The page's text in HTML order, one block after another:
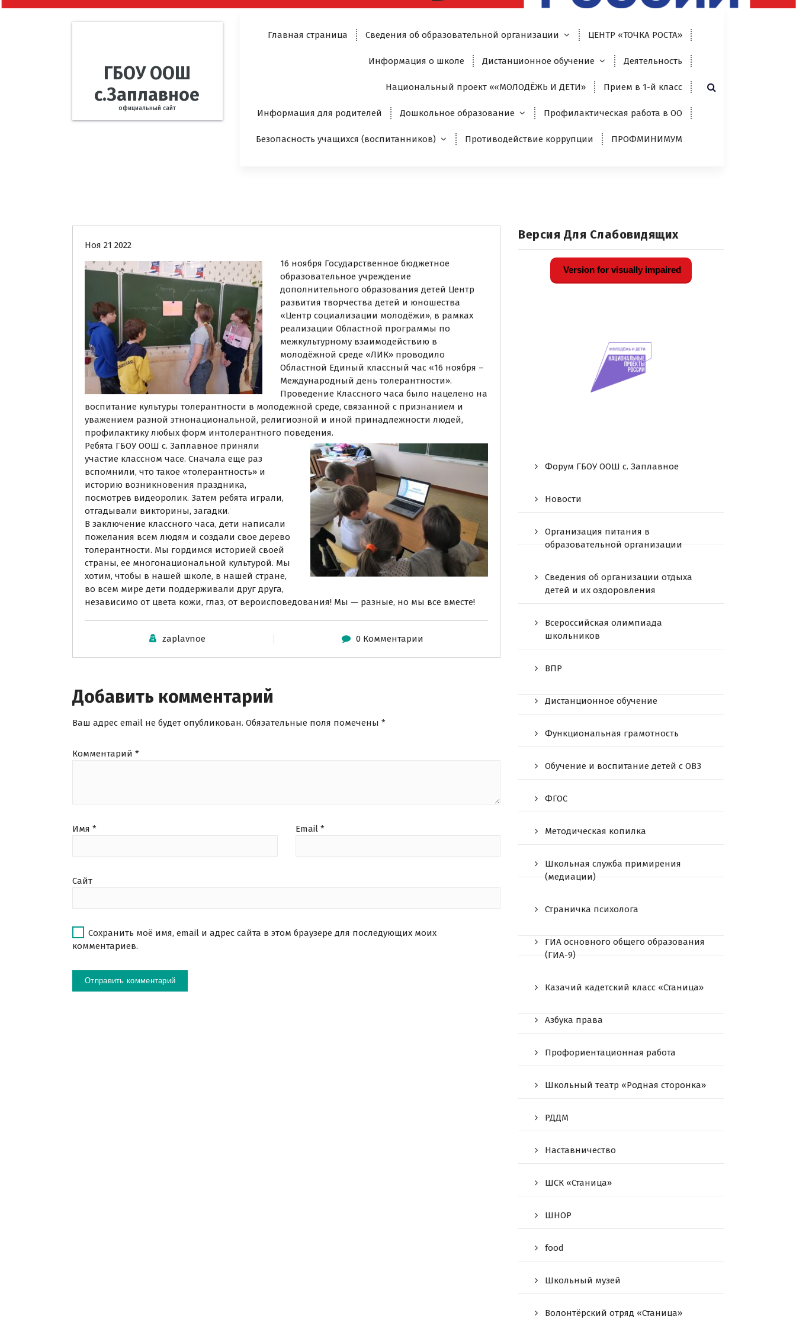
ГБОУ ООШ
с.Заплавное
официальный сайт
Главная страница Сведения об образовательной организации ЦЕНТР «ТОЧКА РОСТА»
Информация о школе Дистанционное обучение Деятельность
Национальный проект ««МОЛОДЁЖЬ И ДЕТИ» Прием в 1-й класс
Информация для родителей Дошкольное образование Профилактическая работа в ОО
Безопасность учащихся (воспитанников) Противодействие коррупции ПРОФМИНИМУМ
Ноя 21 2022
16 ноября Государственное бюджетное
образовательное учреждение
дополнительного образования детей Центр
развития творчества детей и юношества
«Центр социализации молодёжи», в рамках
реализации Областной программы по
межкультурному взаимодействию в
молодёжной среде «ЛИК» проводило
Областной Единый классный час «16 ноября –
Международный день толерантности».
Проведение Классного часа было нацелено на
воспитание культуры толерантности в молодежной среде, связанной с признанием и
уважением разной этнонациональной, религиозной и иной принадлежности людей,
профилактику любых форм интолерантного поведения.
Ребята ГБОУ ООШ с. Заплавное приняли
участие классном часе. Сначала еще раз
вспомнили, что такое «толерантность» и
историю возникновения праздника,
посмотрев видеоролик. Затем ребята играли,
отгадывали викторины, загадки.
В заключение классного часа, дети написали
пожелания всем людям и создали свое дерево
толерантности. Мы гордимся историей своей
страны, ее многонациональной культурой. Мы
хотим, чтобы в нашей школе, в нашей стране,
во всем мире дети поддерживали друг друга,
независимо от цвета кожи, глаз, от вероисповедования! Мы — разные, но мы все вместе!
zaplavnoe 0 Комментарии
Добавить комментарий
Ваш адрес email не будет опубликован. Обязательные поля помечены *
Комментарий *
Имя * Email *
Сайт
Сохранить моё имя, email и адрес сайта в этом браузере для последующих моих
комментариев.
Версия Для Слабовидящих
Version for visually impaired
Форум ГБОУ ООШ c. Заплавное
Новости
Организация питания в
образовательной организации
Сведения об организации отдыха
детей и их оздоровления
Всероссийская олимпиада
школьников
ВПР
Дистанционное обучение
Функциональная грамотность
Обучение и воспитание детей с ОВЗ
ФГОС
Методическая копилка
Школьная служба примирения
(медиации)
Страничка психолога
ГИА основного общего образования
(ГИА-9)
Казачий кадетский класс «Станица»
Азбука права
Профориентационная работа
Школьный театр «Родная сторонка»
РДДМ
Наставничество
ШСК «Станица»
ШНОР
food
Школьный музей
Волонтёрский отряд «Станица»